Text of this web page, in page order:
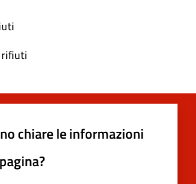
rifiuti
chiare le informazioni